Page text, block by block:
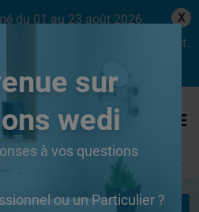
du 01 au 23 août 2026.
retrouver dès le lundi 24 août.
X
Se connecter
sur
wedi
à vos questions
ou un Particulier ?